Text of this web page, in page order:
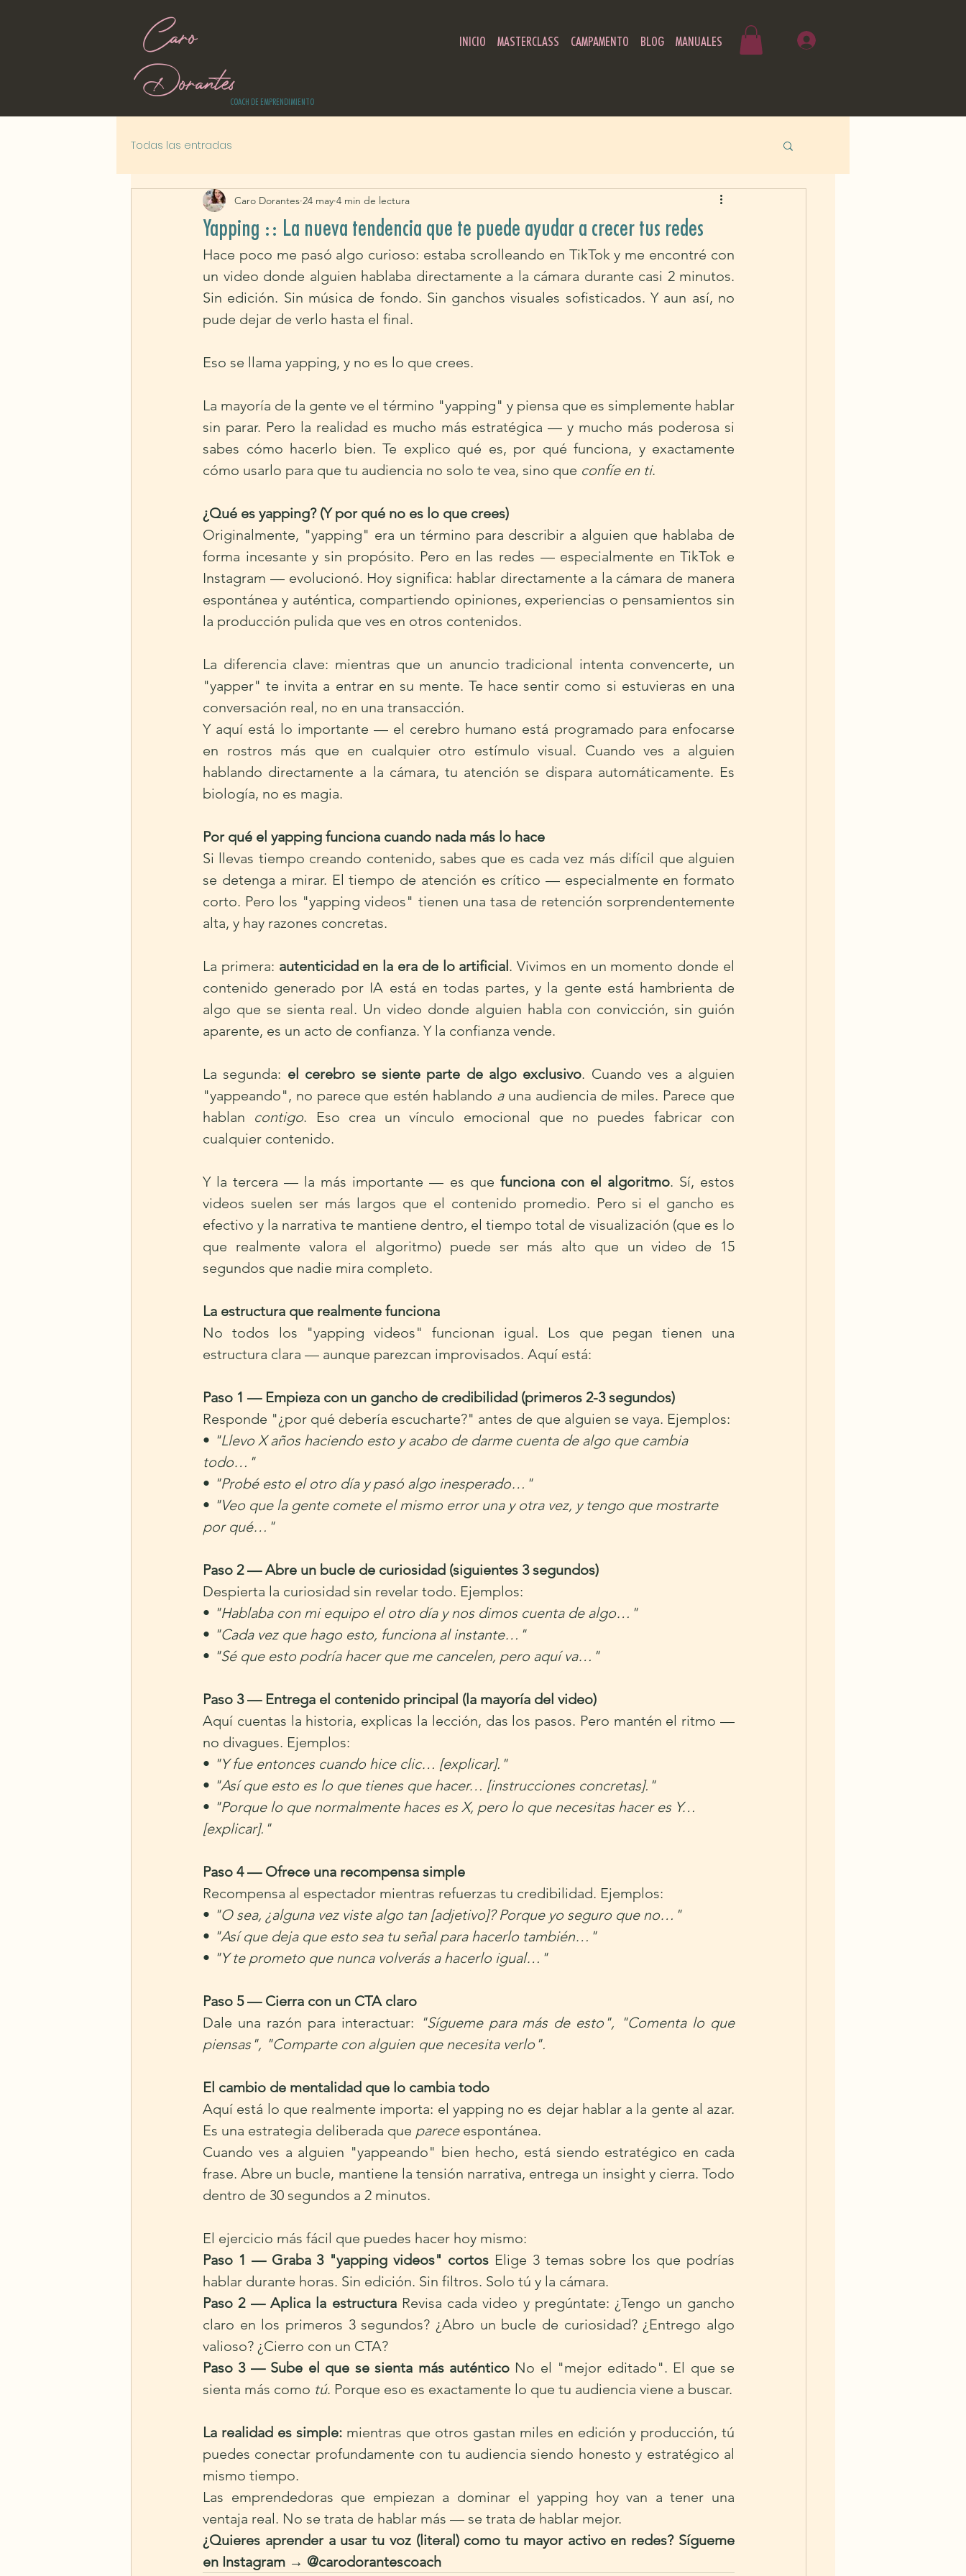
Caro
DorantesCOACH DE EMPRENDIMIENTO
INICIO MASTERCLASS CAMPAMENTO BLOG MANUALES
Todas las entradas
Yapping :: La nueva tendencia que te puede ayudar a crecer tus redes
Caro Dorantes 24 may 4 min de lectura
Hace poco me pasó algo curioso: estaba scrolleando en TikTok y me encontré con
un video donde alguien hablaba directamente a la cámara durante casi 2 minutos.
Sin edición. Sin música de fondo. Sin ganchos visuales sofisticados. Y aun así, no
pude dejar de verlo hasta el final.
Eso se llama yapping, y no es lo que crees.
La mayoría de la gente ve el término "yapping" y piensa que es simplemente hablar
sin parar. Pero la realidad es mucho más estratégica — y mucho más poderosa si
sabes cómo hacerlo bien. Te explico qué es, por qué funciona, y exactamente
cómo usarlo para que tu audiencia no solo te vea, sino que confíe en ti.
¿Qué es yapping? (Y por qué no es lo que crees)
Originalmente, "yapping" era un término para describir a alguien que hablaba de
forma incesante y sin propósito. Pero en las redes — especialmente en TikTok e
Instagram — evolucionó. Hoy significa: hablar directamente a la cámara de manera
espontánea y auténtica, compartiendo opiniones, experiencias o pensamientos sin
la producción pulida que ves en otros contenidos.
La diferencia clave: mientras que un anuncio tradicional intenta convencerte, un
"yapper" te invita a entrar en su mente. Te hace sentir como si estuvieras en una
conversación real, no en una transacción.
Y aquí está lo importante — el cerebro humano está programado para enfocarse
en rostros más que en cualquier otro estímulo visual. Cuando ves a alguien
hablando directamente a la cámara, tu atención se dispara automáticamente. Es
biología, no es magia.
Por qué el yapping funciona cuando nada más lo hace
Si llevas tiempo creando contenido, sabes que es cada vez más difícil que alguien
se detenga a mirar. El tiempo de atención es crítico — especialmente en formato
corto. Pero los "yapping videos" tienen una tasa de retención sorprendentemente
alta, y hay razones concretas.
La primera: autenticidad en la era de lo artificial. Vivimos en un momento donde el
contenido generado por IA está en todas partes, y la gente está hambrienta de
algo que se sienta real. Un video donde alguien habla con convicción, sin guión
aparente, es un acto de confianza. Y la confianza vende.
La segunda: el cerebro se siente parte de algo exclusivo. Cuando ves a alguien
"yappeando", no parece que estén hablando a una audiencia de miles. Parece que
hablan contigo. Eso crea un vínculo emocional que no puedes fabricar con
cualquier contenido.
Y la tercera — la más importante — es que funciona con el algoritmo. Sí, estos
videos suelen ser más largos que el contenido promedio. Pero si el gancho es
efectivo y la narrativa te mantiene dentro, el tiempo total de visualización (que es lo
que realmente valora el algoritmo) puede ser más alto que un video de 15
segundos que nadie mira completo.
La estructura que realmente funciona
No todos los "yapping videos" funcionan igual. Los que pegan tienen una
estructura clara — aunque parezcan improvisados. Aquí está:
Paso 1 — Empieza con un gancho de credibilidad (primeros 2-3 segundos)
Responde "¿por qué debería escucharte?" antes de que alguien se vaya. Ejemplos:
• "Llevo X años haciendo esto y acabo de darme cuenta de algo que cambia
todo…"
• "Probé esto el otro día y pasó algo inesperado…"
• "Veo que la gente comete el mismo error una y otra vez, y tengo que mostrarte
por qué…"
Paso 2 — Abre un bucle de curiosidad (siguientes 3 segundos)
Despierta la curiosidad sin revelar todo. Ejemplos:
• "Hablaba con mi equipo el otro día y nos dimos cuenta de algo…"
• "Cada vez que hago esto, funciona al instante…"
• "Sé que esto podría hacer que me cancelen, pero aquí va…"
Paso 3 — Entrega el contenido principal (la mayoría del video)
Aquí cuentas la historia, explicas la lección, das los pasos. Pero mantén el ritmo —
no divagues. Ejemplos:
• "Y fue entonces cuando hice clic… [explicar]."
• "Así que esto es lo que tienes que hacer… [instrucciones concretas]."
• "Porque lo que normalmente haces es X, pero lo que necesitas hacer es Y…
[explicar]."
Paso 4 — Ofrece una recompensa simple
Recompensa al espectador mientras refuerzas tu credibilidad. Ejemplos:
• "O sea, ¿alguna vez viste algo tan [adjetivo]? Porque yo seguro que no…"
• "Así que deja que esto sea tu señal para hacerlo también…"
• "Y te prometo que nunca volverás a hacerlo igual…"
Paso 5 — Cierra con un CTA claro
Dale una razón para interactuar: "Sígueme para más de esto", "Comenta lo que
piensas", "Comparte con alguien que necesita verlo".
El cambio de mentalidad que lo cambia todo
Aquí está lo que realmente importa: el yapping no es dejar hablar a la gente al azar.
Es una estrategia deliberada que parece espontánea.
Cuando ves a alguien "yappeando" bien hecho, está siendo estratégico en cada
frase. Abre un bucle, mantiene la tensión narrativa, entrega un insight y cierra. Todo
dentro de 30 segundos a 2 minutos.
El ejercicio más fácil que puedes hacer hoy mismo:
Paso 1 — Graba 3 "yapping videos" cortos Elige 3 temas sobre los que podrías
hablar durante horas. Sin edición. Sin filtros. Solo tú y la cámara.
Paso 2 — Aplica la estructura Revisa cada video y pregúntate: ¿Tengo un gancho
claro en los primeros 3 segundos? ¿Abro un bucle de curiosidad? ¿Entrego algo
valioso? ¿Cierro con un CTA?
Paso 3 — Sube el que se sienta más auténtico No el "mejor editado". El que se
sienta más como tú. Porque eso es exactamente lo que tu audiencia viene a buscar.
La realidad es simple: mientras que otros gastan miles en edición y producción, tú
puedes conectar profundamente con tu audiencia siendo honesto y estratégico al
mismo tiempo.
Las emprendedoras que empiezan a dominar el yapping hoy van a tener una
ventaja real. No se trata de hablar más — se trata de hablar mejor.
¿Quieres aprender a usar tu voz (literal) como tu mayor activo en redes? Sígueme
en Instagram → @carodorantescoach